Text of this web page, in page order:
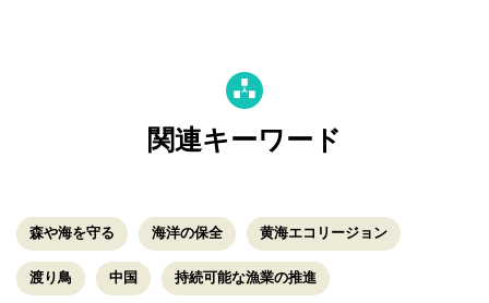
関連キーワード
森や海を守る 海洋の保全 黄海エコリージョン
渡り鳥 中国 持続可能な漁業の推進